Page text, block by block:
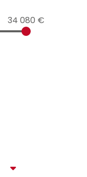
34 080 €